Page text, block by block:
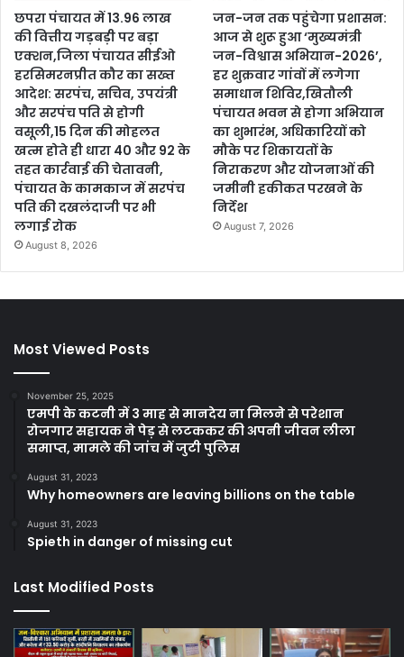
छपरा पंचायत में 13.96 लाख
की वित्तीय गड़बड़ी पर बड़ा
एक्शन,जिला पंचायत सीईओ
हरसिमरनप्रीत कौर का सख्त
आदेश: सरपंच, सचिव, उपयंत्री
और सरपंच पति से होगी
वसूली,15 दिन की मोहलत
खत्म होते ही धारा 40 और 92 के
तहत कार्रवाई की चेतावनी,
पंचायत के कामकाज में सरपंच
पति की दखलंदाजी पर भी
लगाई रोक
August 8, 2026
जन-जन तक पहुंचेगा प्रशासन:
आज से शुरू हुआ ‘मुख्यमंत्री
जन-विश्वास अभियान-2026’,
हर शुक्रवार गांवों में लगेगा
समाधान शिविर,खितौली
पंचायत भवन से होगा अभियान
का शुभारंभ, अधिकारियों को
मौके पर शिकायतों के
निराकरण और योजनाओं की
जमीनी हकीकत परखने के
निर्देश
August 7, 2026
Most Viewed Posts
November 25, 2025
एमपी के कटनी में 3 माह से मानदेय ना मिलने से परेशान
रोजगार सहायक ने पेड़ से लटककर की अपनी जीवन लीला
समाप्त, मामले की जांच में जुटी पुलिस
August 31, 2023
Why homeowners are leaving billions on the table
August 31, 2023
Spieth in danger of missing cut
Last Modified Posts